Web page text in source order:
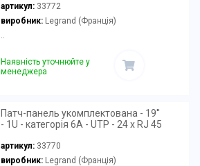
артикул: 33772
виробник:Legrand (Франція)
..
Наявність уточнюйте у
менеджера
Патч-панель укомплектована - 19''
- 1U - категорія 6A - UTP - 24 x RJ 45
артикул: 33770
виробник:Legrand (Франція)